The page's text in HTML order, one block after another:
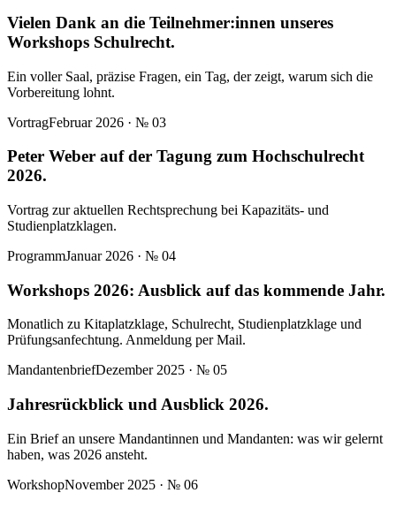
Vielen Dank an die Teilnehmer:innen unseres
Workshops Schulrecht.
Ein voller Saal, präzise Fragen, ein Tag, der zeigt, warum sich die
Vorbereitung lohnt.
VortragFebruar 2026 · № 03
Peter Weber auf der Tagung zum Hochschulrecht
2026.
Vortrag zur aktuellen Rechtsprechung bei Kapazitäts- und
Studienplatzklagen.
ProgrammJanuar 2026 · № 04
Workshops 2026: Ausblick auf das kommende Jahr.
Monatlich zu Kitaplatzklage, Schulrecht, Studienplatzklage und
Prüfungsanfechtung. Anmeldung per Mail.
MandantenbriefDezember 2025 · № 05
Jahresrückblick und Ausblick 2026.
Ein Brief an unsere Mandantinnen und Mandanten: was wir gelernt
haben, was 2026 ansteht.
WorkshopNovember 2025 · № 06